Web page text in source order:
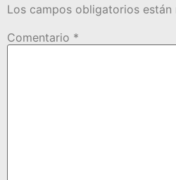
Los campos obligatorios están
Comentario *